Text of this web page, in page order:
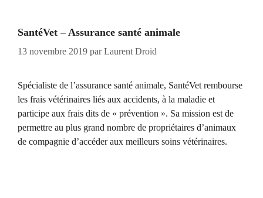
SantéVet – Assurance santé animale
13 novembre 2019 parLaurent Droid
Spécialiste de l’assurance santé animale, SantéVet rembourse
les frais vétérinaires liés aux accidents, à la maladie et
participe aux frais dits de « prévention ». Sa mission est de
permettre au plus grand nombre de propriétaires d’animaux
de compagnie d’accéder aux meilleurs soins vétérinaires.